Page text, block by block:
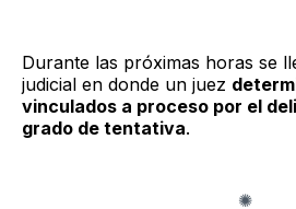
Durante las próximas horas se
judicial en donde un juez
vinculados a proceso por el
grado de tentativa.